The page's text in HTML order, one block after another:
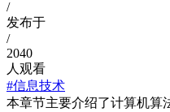
/
发布于
/
2040
人观看
#信息技术
本章节主要介绍了计算机算